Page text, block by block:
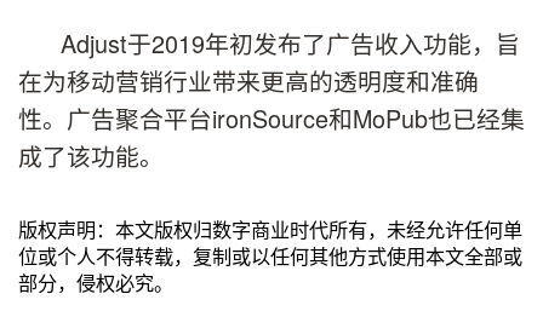
Adjust于2019年初发布了广告收入功能，旨
在为移动营销行业带来更高的透明度和准确
性。广告聚合平台ironSource和MoPub也已经集
成了该功能。
版权声明：本文版权归数字商业时代所有，未经允许任何单
位或个人不得转载，复制或以任何其他方式使用本文全部或
部分，侵权必究。